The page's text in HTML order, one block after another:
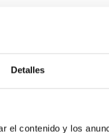
Detalles
el contenido y los
i cafeteria des d'una
se donat a conéixer en
va compartir amb Joan